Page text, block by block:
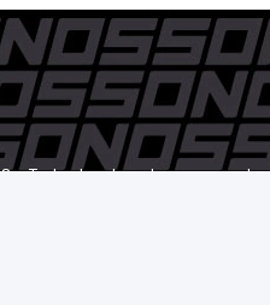
- Todos los derechos reservados